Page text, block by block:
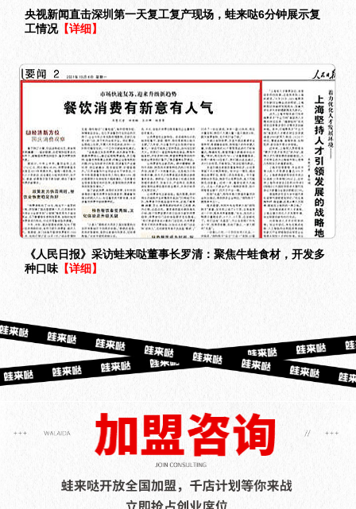
央视新闻直击深圳第一天复工复产现场，蛙来哒6分钟展示复
工情况【详细】
《人民日报》采访蛙来哒董事长罗清：聚焦牛蛙食材，开发多
种口味 【详细】